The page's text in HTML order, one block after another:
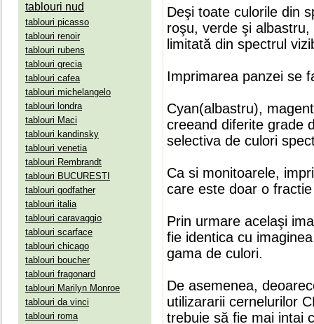
tablouri nud
tablouri picasso
tablouri renoir
tablouri rubens
tablouri grecia
tablouri cafea
tablouri michelangelo
tablouri londra
tablouri Maci
tablouri kandinsky
tablouri venetia
tablouri Rembrandt
tablouri BUCURESTI
tablouri godfather
tablouri italia
tablouri caravaggio
tablouri scarface
tablouri chicago
tablouri boucher
tablouri fragonard
tablouri Marilyn Monroe
tablouri da vinci
tablouri roma
Deşi toate culorile din
roşu, verde şi
limitată din spectrul
Imprimarea panzei se
Cyan(albastru),
creeand diferite grade
selectiva de culori
Ca si monitoarele,
care este doar o
Prin urmare acelaşi
fie identica cu
gama de culori.
De asemenea,
utilizararii cernelurilor
trebuie să fie mai intai